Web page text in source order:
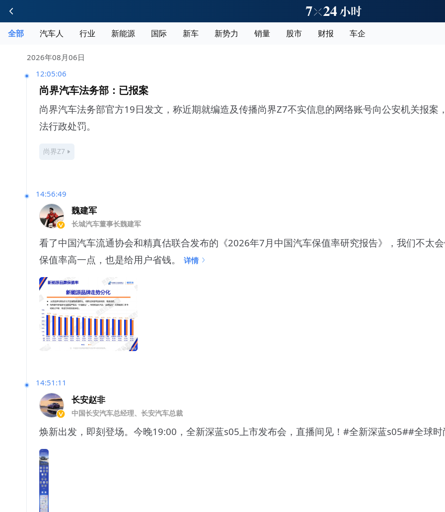
全部 汽车人 行业 新能源 国际 新车 新势力 销量 股市 财报 车企
释放刷新
2026年08月06日
12:05:06
尚界汽车法务部：已报案
尚界汽车法务部官方19日发文，称近期就编造及传播尚界Z7不实信息的网络账号向公安机关报
法行政处罚。
尚界Z7
14:56:49
魏建军
长城汽车董事长魏建军
看了中国汽车流通协会和精真估联合发布的《2026年7月中国汽车保值率研究报告》，我们不太
保值率高一点，也是给用户省钱。
详情
14:51:11
长安赵非
中国长安汽车总经理、长安汽车总裁
焕新出发，即刻登场。今晚19:00，全新深蓝s05上市发布会，直播间见！#全新深蓝s05##全球